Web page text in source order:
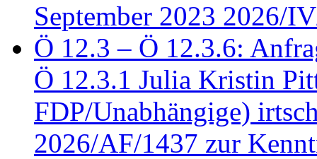
September 2023 2026/
Ö 12.3 – Ö 12.3.6:
Ö 12.3.1 Julia Kristin
FDP/Unabhängige)
2026/AF/1437 zur